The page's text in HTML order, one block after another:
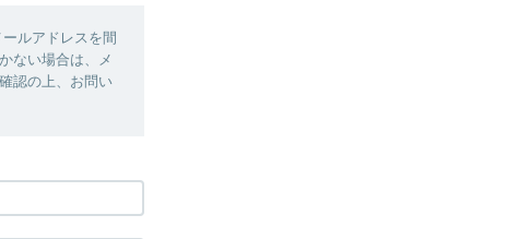
ルアドレスを間
ない場合は、メ
認の上、お問い